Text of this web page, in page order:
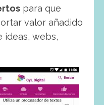
para que
valor añadido
ideas, webs,